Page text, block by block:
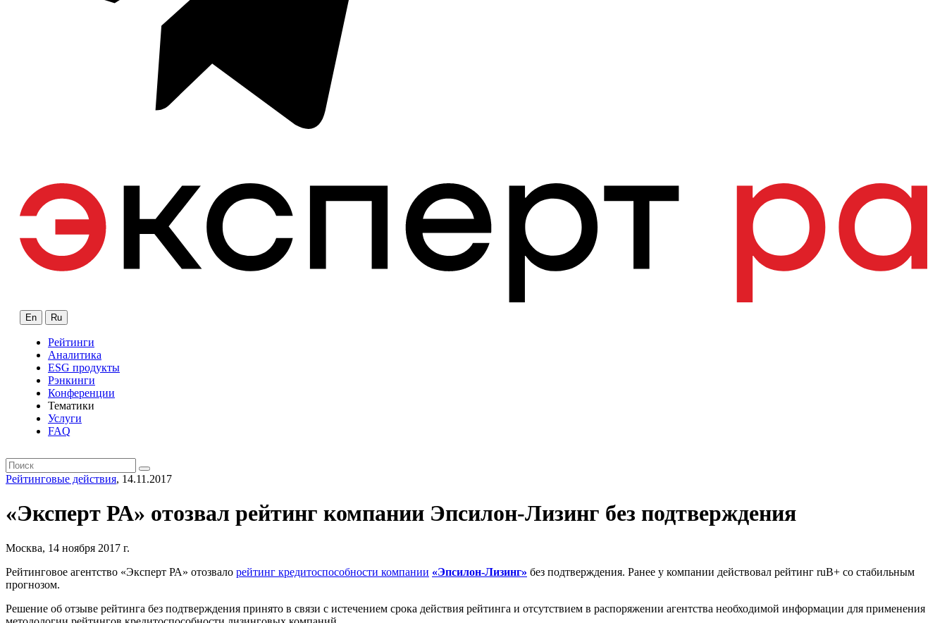
En Ru
Рейтинги
Аналитика
ESG продукты
Рэнкинги
Конференции
Тематики
Услуги
FAQ
Рейтинговые действия, 14.11.2017
«Эксперт РА» отозвал рейтинг компании Эпсилон-Лизинг без подтверждения
Москва, 14 ноября 2017 г.
Рейтинговое агентство «Эксперт РА» отозвало рейтинг кредитоспособности компании «Эпсилон-Лизинг» без подтверждения. Ранее у компании действовал рейтинг ruB+ со стабильным
прогнозом.
Решение об отзыве рейтинга без подтверждения принято в связи с истечением срока действия рейтинга и отсутствием в распоряжении агентства необходимой информации для применения